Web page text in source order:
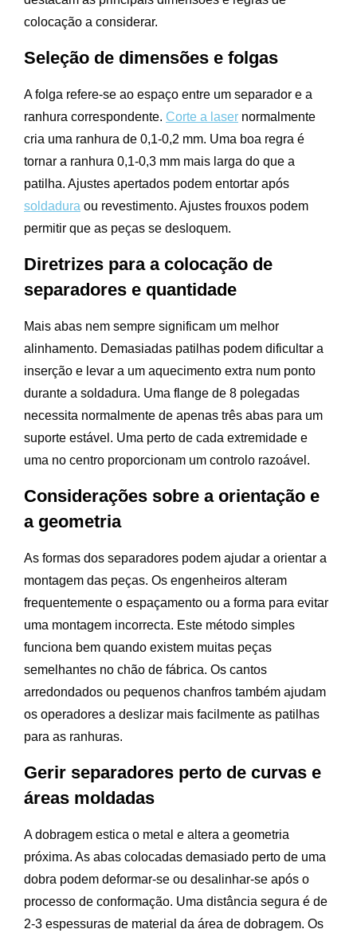
colocação a considerar.
Seleção de dimensões e folgas
A folga refere-se ao espaço entre um separador e a
ranhura correspondente. Corte a laser normalmente
cria uma ranhura de 0,1-0,2 mm. Uma boa regra é
tornar a ranhura 0,1-0,3 mm mais larga do que a
patilha. Ajustes apertados podem entortar após
soldadura ou revestimento. Ajustes frouxos podem
permitir que as peças se desloquem.
Diretrizes para a colocação de
separadores e quantidade
Mais abas nem sempre significam um melhor
alinhamento. Demasiadas patilhas podem dificultar a
inserção e levar a um aquecimento extra num ponto
durante a soldadura. Uma flange de 8 polegadas
necessita normalmente de apenas três abas para um
suporte estável. Uma perto de cada extremidade e
uma no centro proporcionam um controlo razoável.
Considerações sobre a orientação e
a geometria
As formas dos separadores podem ajudar a orientar a
montagem das peças. Os engenheiros alteram
frequentemente o espaçamento ou a forma para evitar
uma montagem incorrecta. Este método simples
funciona bem quando existem muitas peças
semelhantes no chão de fábrica. Os cantos
arredondados ou pequenos chanfros também ajudam
os operadores a deslizar mais facilmente as patilhas
para as ranhuras.
Gerir separadores perto de curvas e
áreas moldadas
A dobragem estica o metal e altera a geometria
próxima. As abas colocadas demasiado perto de uma
dobra podem deformar-se ou desalinhar-se após o
processo de conformação. Uma distância segura é de
2-3 espessuras de material da área de dobragem. Os